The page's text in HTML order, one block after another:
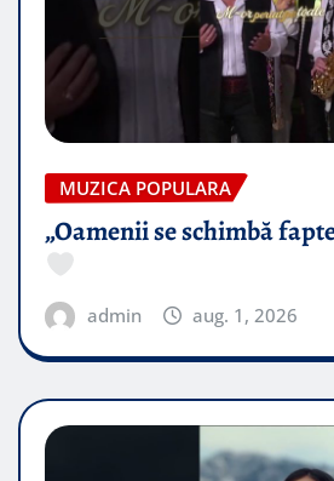
MUZICA POPULARA
„Oamenii se schimbă
admin aug. 1, 2026